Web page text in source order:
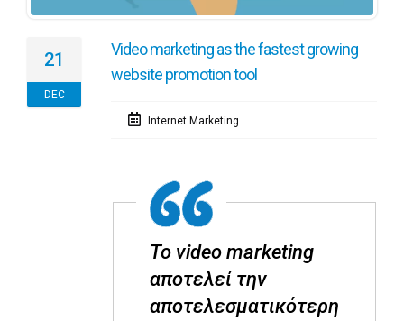
21
DEC
Video marketing as the fastest growing
website promotion tool
Internet Marketing
Το video marketing
αποτελεί την
αποτελεσματικότερη